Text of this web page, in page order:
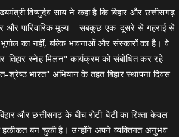
विष्णुदेव साय ने कहा है कि बिहार और छत्तीसगढ़
और पारिवारिक मूल्य – सबकुछ एक-दूसरे से गहराई से
का नहीं, बल्कि भावनाओं और संस्कारों का है। वे
तिहार स्नेह मिलन" कार्यक्रम को संबोधित कर रहे
भारत" अभियान के तहत बिहार स्थापना दिवस
और छत्तीसगढ़ के बीच रोटी-बेटी का रिश्ता केवल
हकीकत बन चुकी है। उन्होंने अपने व्यक्तिगत अनुभव